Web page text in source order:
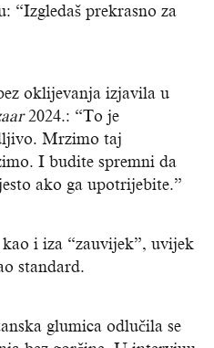
“Izgledaš prekrasno za
oklijevanja izjavila u
2024.: “To je
Mrzimo taj
I budite spremni da
ako ga upotrijebite.”
i iza “zauvijek”, uvijek
standard.
glumica odlučila se